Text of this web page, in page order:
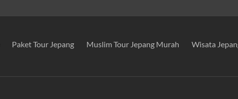
Paket Tour Jepang Muslim Tour Jepang Murah Wisata